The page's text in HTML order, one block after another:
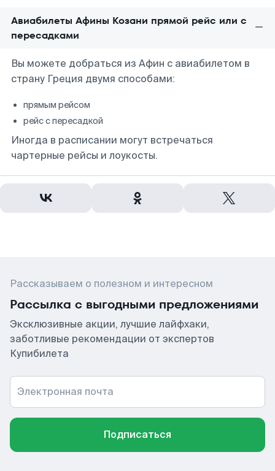
Авиабилеты Афины Козани прямой рейс или с
пересадками
Вы можете добраться из Афин с авиабилетом в
страну Греция двумя способами:
прямым рейсом
рейс с пересадкой
Иногда в расписании могут встречаться
чартерные рейсы и лоукосты.
Рассказываем о полезном и интересном
Рассылка с выгодными предложениями
Эксклюзивные акции, лучшие лайфхаки,
заботливые рекомендации от экспертов
Купибилета
Электронная почта
Подписаться